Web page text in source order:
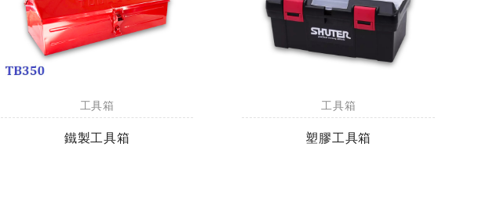
工具箱
鐵製工具箱
工具箱
塑膠工具箱